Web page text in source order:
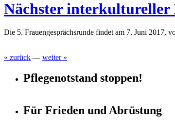
Nächster interkultureller
Die 5. Frauengesprächsrunde findet am 7. Juni 2017,
« zurück — weiter »
Pflegenotstand stoppen!
Für Frieden und Abrüstung